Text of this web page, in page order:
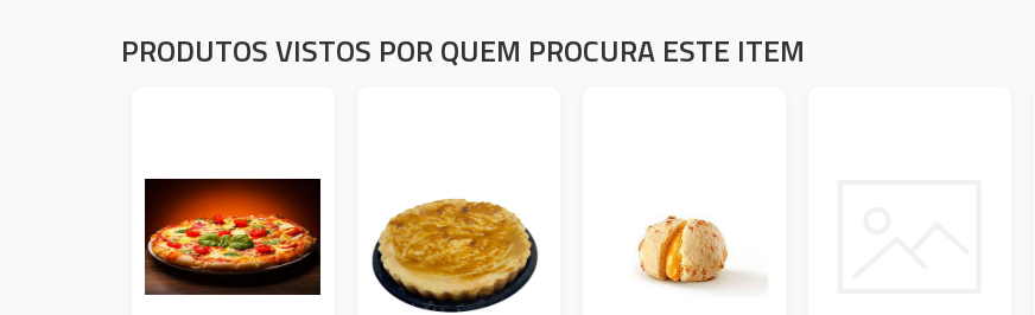
PRODUTOS VISTOS POR QUEM PROCURA ESTE ITEM